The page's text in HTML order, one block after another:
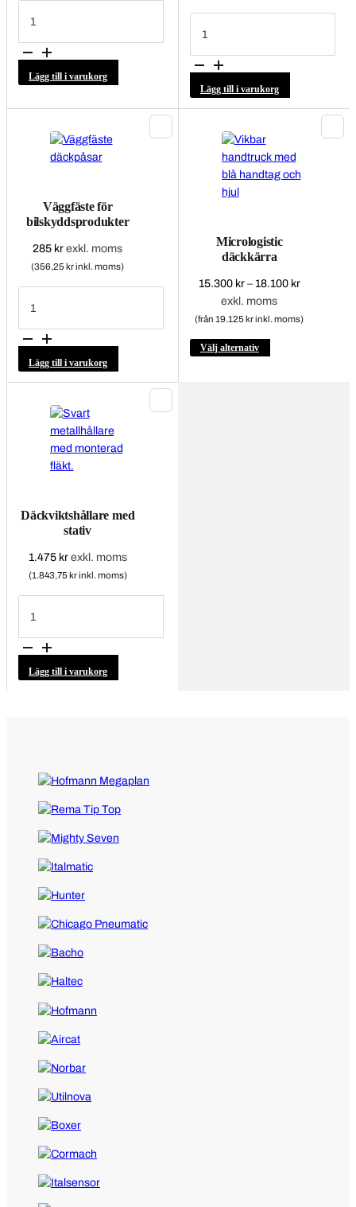
Magnetskål
150mm
mängd
Lägg till i varukorg
Klisterviktshållare
107
mängd
Lägg till i varukorg
Väggfäste för
bilskyddsprodukter
285 kr exkl. moms
(356,25 kr inkl. moms)
Väggfäste
bilskyddsprodukter
Lägg till i varukorg
Micrologistic
däckkärra
15.300 kr – 18.100 kr
till
exkl. moms
(från 19.125 kr inkl. moms)
Välj alternativ
Däckviktshållare med
stativ
1.475 kr exkl. moms
(1.843,75 kr inkl. moms)
Däckviktshållare
med
stativ
Lägg till i varukorg